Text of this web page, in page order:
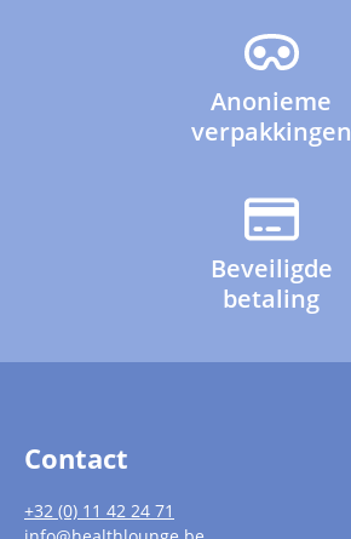
Anonieme
verpakkingen
Beveiligde
betaling
Contact
+32 (0) 11 42 24 71